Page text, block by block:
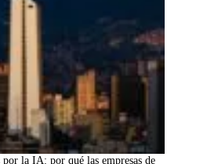
la IA: por qué las empresas de